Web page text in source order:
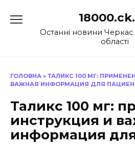
до
Останні новини Черкас
області
ГОЛОВНА » ТАЛИКС 100 МГ:
ВАЖНАЯ ИНФОРМАЦИЯ ДЛЯ
Таликс 100 мг:
инструкция и
информация